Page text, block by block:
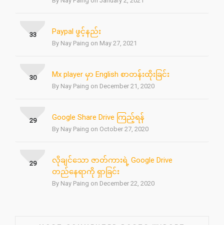
Paypal ဖွင့်နည်း
By Nay Paing on May 27, 2021
33
Mx player မှာ English စာတန်းထိုးခြင်း
By Nay Paing on December 21, 2020
30
Google Share Drive ကြည့်ရန်
By Nay Paing on October 27, 2020
29
လိုချင်သော ဇာတ်ကားရဲ့ Google Drive
တည်နေရာကို ရှာခြင်း
By Nay Paing on December 22, 2020
29